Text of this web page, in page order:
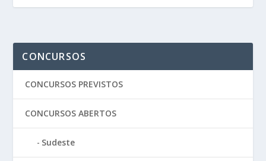
CONCURSOS
CONCURSOS PREVISTOS
CONCURSOS ABERTOS
Sudeste